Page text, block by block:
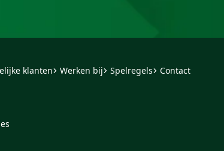
klanten Werken bij Spelregels Contact